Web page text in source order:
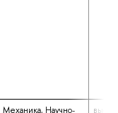
Механика, Научно-